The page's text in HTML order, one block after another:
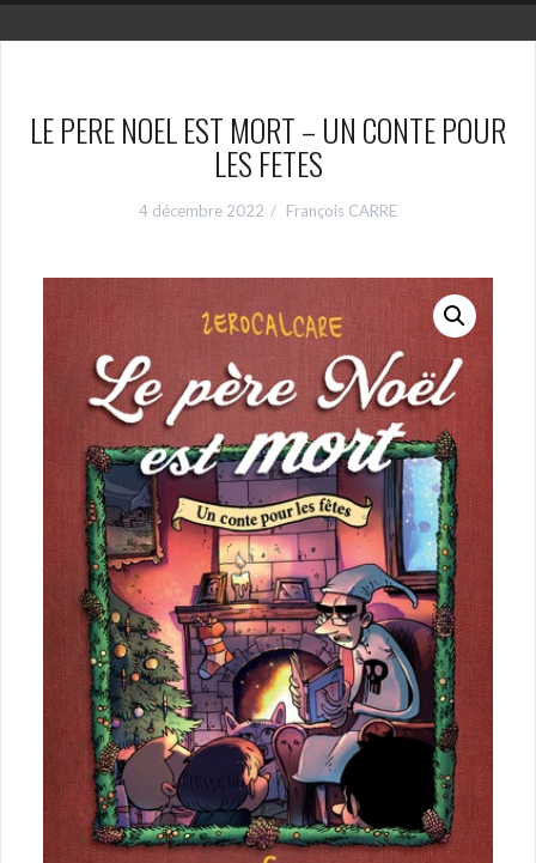
LE PERE NOEL EST MORT – UN CONTE POUR
LES FETES
4 décembre 2022 François CARRE